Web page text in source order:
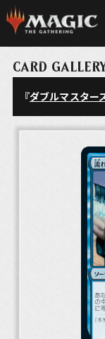
CARD
『ダブルマスター